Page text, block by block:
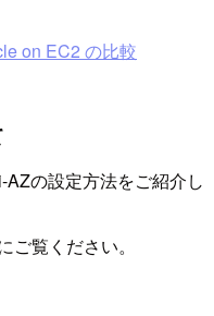
on EC2 の比較
の設定方法をご紹介し
覧ください。